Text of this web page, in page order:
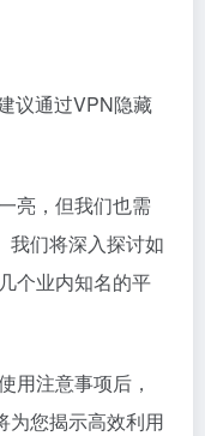
议通过VPN隐藏
亮，但我们也需
我们将深入探讨如
个业内知名的平
用注意事项后，
为您揭示高效利用